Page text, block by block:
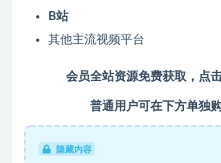
B站
其他主流视频平台
会员全站资源免费获取，点
普通用户可在下方单独
隐藏内容